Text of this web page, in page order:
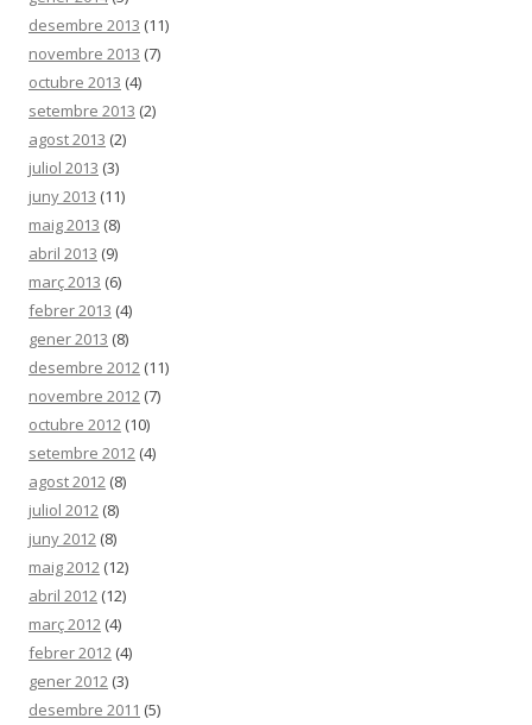
desembre 2013 (11)
novembre 2013 (7)
octubre 2013 (4)
setembre 2013 (2)
agost 2013 (2)
juliol 2013 (3)
juny 2013 (11)
maig 2013 (8)
abril 2013 (9)
març 2013 (6)
febrer 2013 (4)
gener 2013 (8)
desembre 2012 (11)
novembre 2012 (7)
octubre 2012 (10)
setembre 2012 (4)
agost 2012 (8)
juliol 2012 (8)
juny 2012 (8)
maig 2012 (12)
abril 2012 (12)
març 2012 (4)
febrer 2012 (4)
gener 2012 (3)
desembre 2011 (5)